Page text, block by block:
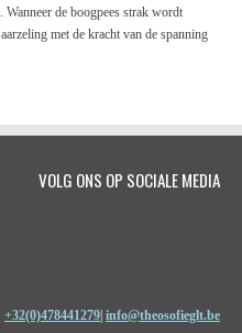
Wanneer de boogpees strak wordt
met de kracht van de spanning
VOLG ONS OP SOCIALE MEDIA
+32(0)478441279 info@theosofieglt.be